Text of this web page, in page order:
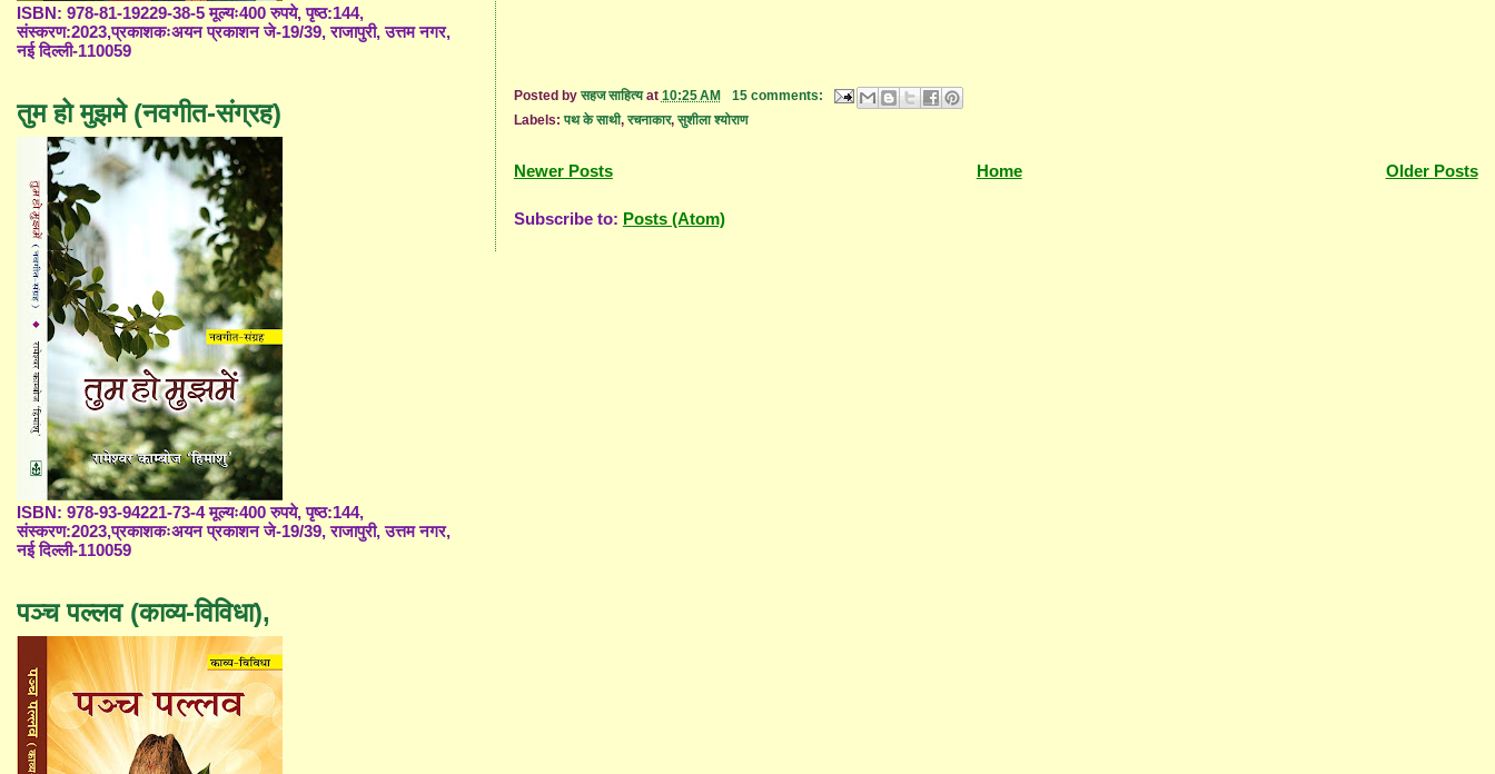
Posted byसहज साहित्य at 10:25 AM
15 comments:
Labels:पथ के साथी,रचनाकार,सुशीला श्योराण
Newer Posts Older Posts
Home
Subscribe to: Posts (Atom)
ISBN: 978-81-19229-38-5 मूल्यः400 रुपये, पृष्ठ:144,
संस्करण:2023,प्रकाशकःअयन प्रकाशन जे-19/39, राजापुरी, उत्तम नगर,
नई दिल्ली-110059
तुम हो मुझमे (नवगीत-संग्रह)
ISBN: 978-93-94221-73-4 मूल्यः400 रुपये, पृष्ठ:144,
संस्करण:2023,प्रकाशकःअयन प्रकाशन जे-19/39, राजापुरी, उत्तम नगर,
नई दिल्ली-110059
पञ्च पल्लव (काव्य-विविधा),